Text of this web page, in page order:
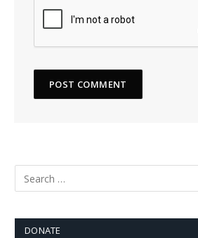
DONATE